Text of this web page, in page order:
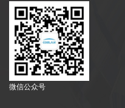
微信公众号